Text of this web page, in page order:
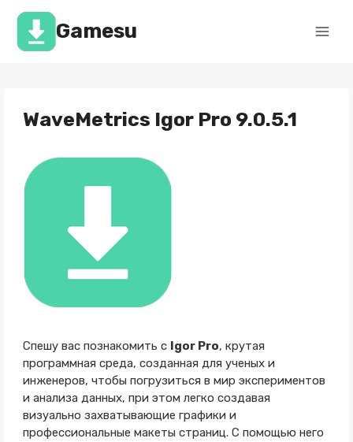
Перейти
содержимомуGamesu
WaveMetrics Igor Pro 9.0.5.1
Спешу вас познакомить с Igor Pro, крутая
программная среда, созданная для ученых и
инженеров, чтобы погрузиться в мир экспериментов
и анализа данных, при этом легко создавая
визуально захватывающие графики и
профессиональные макеты страниц. С помощью него